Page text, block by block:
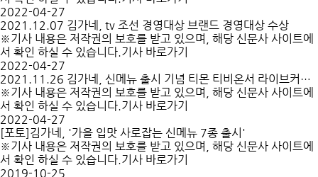
2022-04-27
2021.12.07 김가네, tv 조선 경영대상 브랜드 경영대상 수상
※기사 내용은 저작권의 보호를 받고 있으며, 해당 신문사 사이트에
서 확인 하실 수 있습니다.기사 바로가기
2022-04-27
2021.11.26 김가네, 신메뉴 출시 기념 티몬 티비온서 라이브커머스 진
※기사 내용은 저작권의 보호를 받고 있으며, 해당 신문사 사이트에
서 확인 하실 수 있습니다.기사 바로가기
2022-04-27
[포토]김가네, '가을 입맛 사로잡는 신메뉴 7종 출시'
※기사 내용은 저작권의 보호를 받고 있으며, 해당 신문사 사이트에
서 확인 하실 수 있습니다.기사 바로가기
2019-10-25